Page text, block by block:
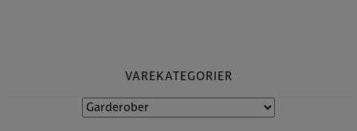
VAREKATEGORIER